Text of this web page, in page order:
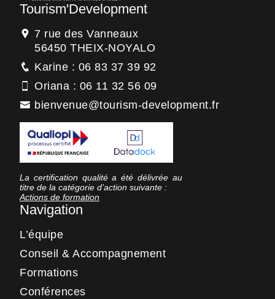
Tourism'Development
7 rue des Vanneaux
56450 THEIX-NOYALO
Karine : 06 83 37 39 92
Oriana : 06 11 32 56 09
bienvenue@tourism-development.fr
La certification qualité a été délivrée au
titre de la catégorie d’action suivante :
Actions de formation
Navigation
L’équipe
Conseil & Accompagnement
Formations
Conférences